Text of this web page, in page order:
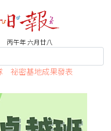
丙午年 六月廿八
祕密基地成果發表